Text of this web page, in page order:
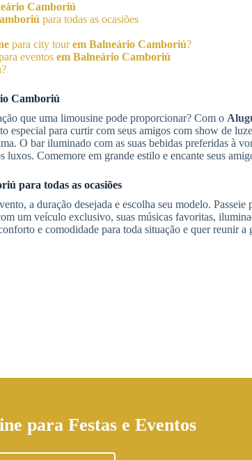
Camboriú
para todas as ocasiões
para city tourem Balneário Camboriú?
eventos em Balneário Camboriú
?
Camboriú
que uma limousine pode proporcionar? Com o
especial para curtir com seus amigos com show de
O bar iluminado com as suas bebidas preferidas à
Comemore em grande estilo e encante seus
para todas as ocasiões
a duração desejada e escolha seu modelo. Passeie
um veículo exclusivo, suas músicas favoritas,
e comodidade para toda situação e quer reunir a
para Festas e Eventos